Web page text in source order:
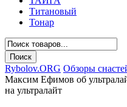
Титановый
Тонар
Rybolov.ORG Обзоры
Максим Ефимов об
на ультралайт